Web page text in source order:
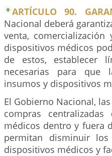
ARTÍCULO 90.
Nacional deberá
venta,
dispositivos médicos
de estos, establecer
necesarias para que
insumos y dispositivos
El Gobierno Nacional,
compras
médicos dentro y fuera
permitan disminuir
dispositivos médicos y